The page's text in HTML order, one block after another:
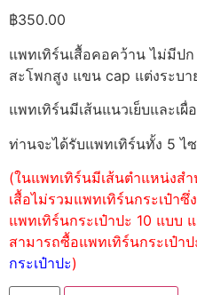
฿350.00
แพทเทิร์นเสื้อคอคว้าน ไม่มีป
สะโพกสูง แขน cap แต่งระบา
แพทเทิร์นมีเส้นแนวเย็บและเผื่
ท่านจะได้รับแพทเทิร์นทั้ง 5 ไซ
(ในแพทเทิร์นมีเส้นตำแหน่งส
เสื้อไม่รวมแพทเทิร์นกระเป๋า
แพทเทิร์นกระเป๋าปะ 10 แบบ
สามารถซื้อแพทเทิร์นกระเป๋า
กระเป๋าปะ)